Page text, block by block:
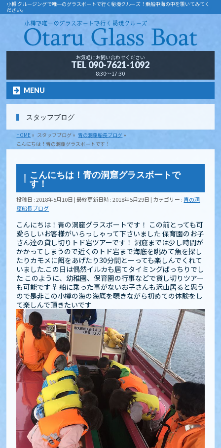
小樽 クルージングで唯一のグラスボートで行く秘境クルーズ！乗船中海の中を覗いてみてく
ださい。
お気軽にお問い合わせください
TEL 090-7621-1092
8:30～17:30
MENU
スタッフブログ
HOME » スタッフブログ » 青の洞窟船長ブログ »
こんにちは︎！青の洞窟グラスボートです！
こんにちは︎！青の洞窟グラスボートで
す！
投稿日 : 2018年5月10日 最終更新日時 : 2018年5月29日 カテゴリー :青の洞
窟船長ブログ
こんにちは︎！青の洞窟グラスボートです！ この前とっても可
愛らしいお客様がいらっしゃって下さいました 保育園のお子
さん達の貸し切りトド岩ツアーです！ 洞窟までは少し時間が
かかってしまうので近くのトド岩まで海底を眺めて魚を探し
たりカモメに餌をあげたり30分間とーっても楽しんでくれて
いました️.この日は偶然イルカも居てタイミングばっちりでし
た このように、幼稚園、保育園の行事などで貸し切りツアー
も可能です‍♀️ 船に乗った事がないお子さんも沢山居ると思う
ので是非この小樽の海の海底を覗きながら初めての体験をし
て楽しんで頂きたいです